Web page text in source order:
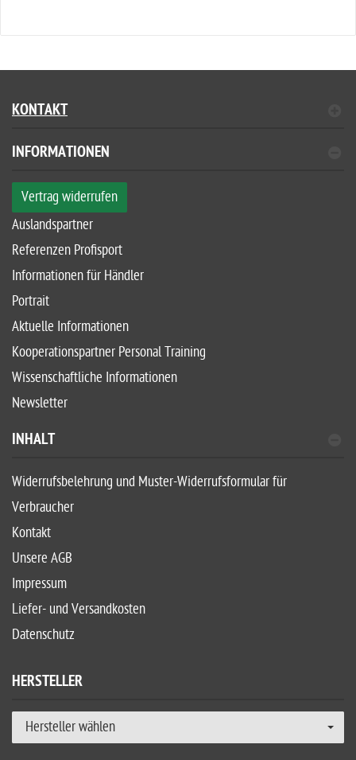
KONTAKT
INFORMATIONEN
Vertrag widerrufen
Auslandspartner
Referenzen Profisport
Informationen für Händler
Portrait
Aktuelle Informationen
Kooperationspartner Personal Training
Wissenschaftliche Informationen
Newsletter
INHALT
Widerrufsbelehrung und Muster-Widerrufsformular für
Verbraucher
Kontakt
Unsere AGB
Impressum
Liefer- und Versandkosten
Datenschutz
HERSTELLER
Hersteller wählen